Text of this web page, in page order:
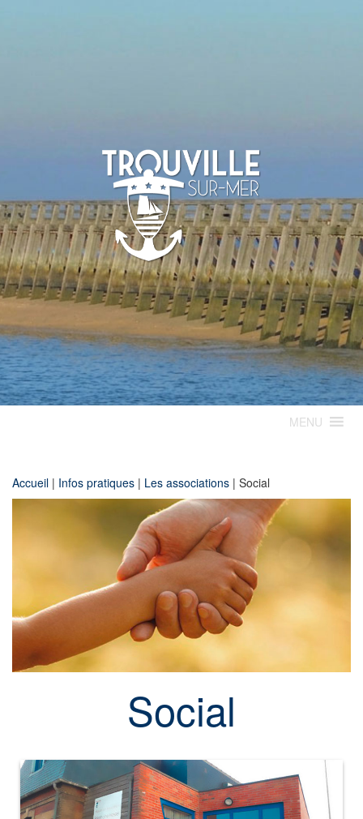
TROUVILLE-
SUR-MER
MENU
Accueil | Infos pratiques | Les associations | Social
Social